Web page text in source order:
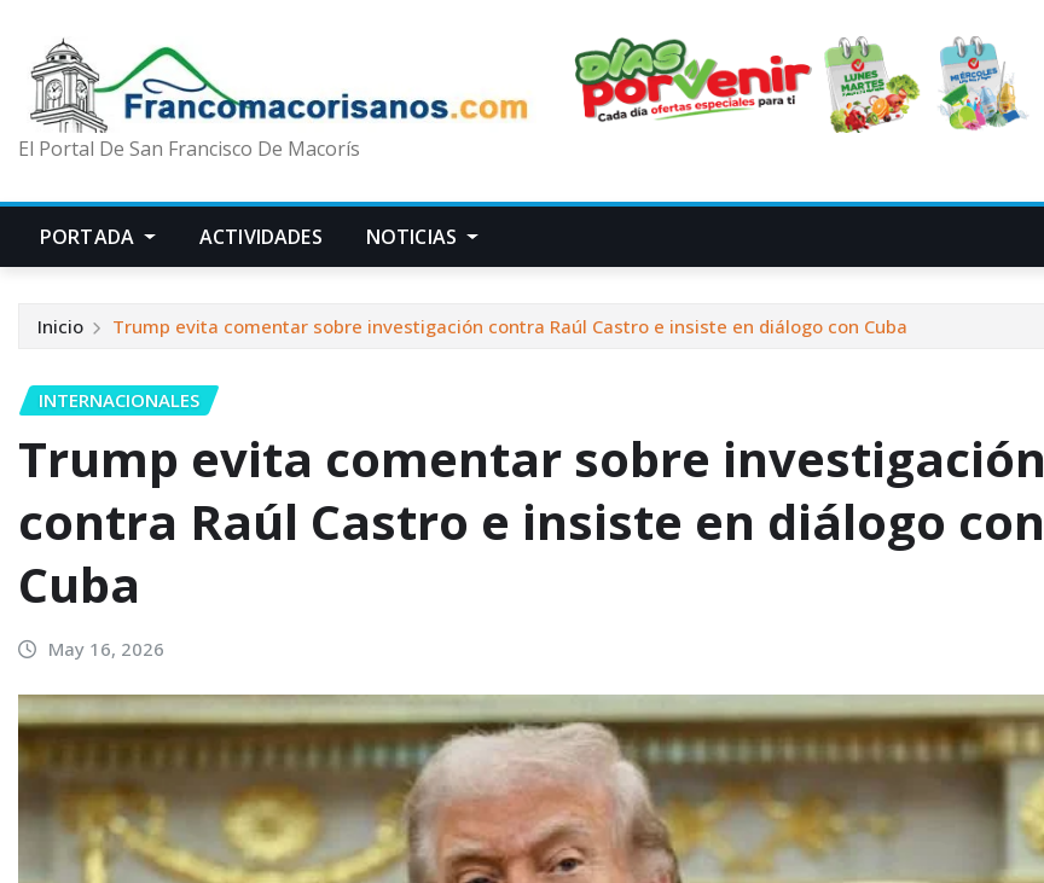
El Portal De San Francisco De Macorís
PORTADA ACTIVIDADES NOTICIAS
Inicio Trump evita comentar sobre investigación contra Raúl Castro e insiste en diálogo con Cuba
INTERNACIONALES
Trump evita comentar sobre investigación
contra Raúl Castro e insiste en diálogo con
Cuba
May 16, 2026